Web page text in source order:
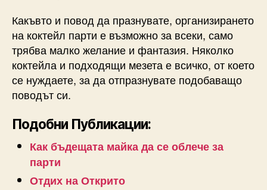
Какъвто и повод да празнувате, организирането
на коктейл парти е възможно за всеки, само
трябва малко желание и фантазия. Няколко
коктейла и подходящи мезета е всичко, от което
се нуждаете, за да отпразнувате подобаващо
поводът си.
Подобни Публикации:
Как бъдещата майка да се облече за
парти
Отдих на Открито